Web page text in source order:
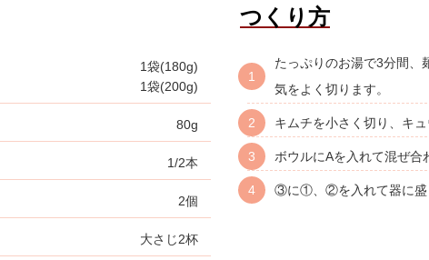
1袋(180g)
1袋(200g)
80g
1/2本
2個
大さじ2杯
つくり方
たっぷりのお湯で3分間、
気をよく切ります。
キムチを小さく切り、キ
ボウルにAを入れて混ぜ合
③に①、②を入れて器に盛